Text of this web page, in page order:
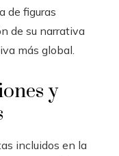
de figuras
de su narrativa
más global.
y
incluidos en la